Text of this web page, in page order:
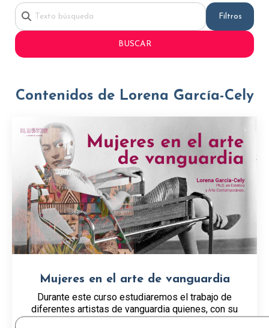
Filtros
BUSCAR
Contenidos de Lorena García-Cely
Mujeres en el arte de vanguardia
Durante este curso estudiaremos el trabajo de
diferentes artistas de vanguardia quienes, con su
hacer y reflexiones, imprimieron su estilo al arte